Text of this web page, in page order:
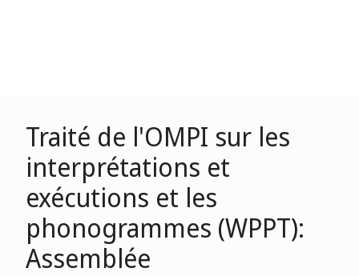
Traité de l'OMPI sur les
interprétations et
exécutions et les
phonogrammes (WPPT):
Assemblée